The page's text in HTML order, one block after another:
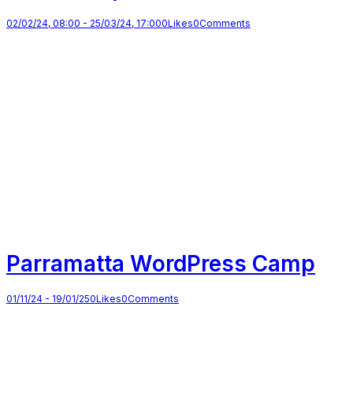
02/02/24, 08:00 - 25/03/24, 17:000Likes0Comments
Parramatta WordPress Camp
01/11/24 - 19/01/250Likes0Comments